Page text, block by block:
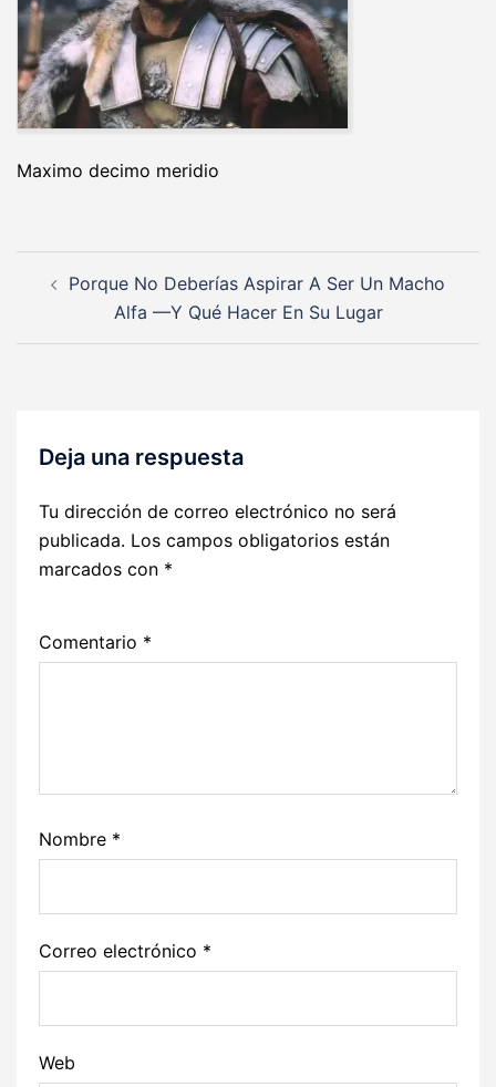
Maximo decimo meridio
entradas
Porque No Deberías Aspirar A Ser Un Macho
Alfa —Y Qué Hacer En Su Lugar
Deja una respuesta
Tu dirección de correo electrónico no será
publicada. Los campos obligatorios están
marcados con *
Comentario *
Nombre *
Correo electrónico *
Web